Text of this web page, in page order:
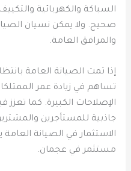
السباكة والكهربائية
صحيح. ولا يمكن نسيان
والمرافق العامة.
إذا تمت الصيانة العامة
تساهم في زيادة عمر
الإصلاحات الكبيرة. كما تعزز
جاذبية للمستأجرين
الاستثمار في الصيانة العامة
مستثمر في عجمان.